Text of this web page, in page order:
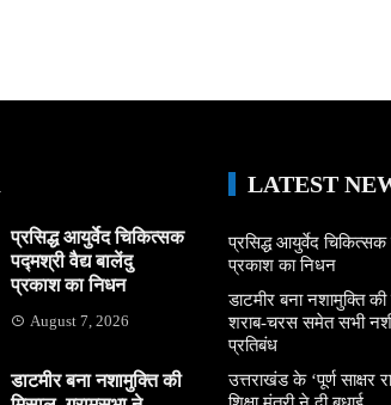
प्रसिद्ध आयुर्वेद चिकित्सक
पद्मश्री वैद्य बालेंदु
प्रकाश का निधन
August 7, 2026
डाटमीर बना नशामुक्ति की
LATEST
प्रसिद्ध आयुर्वेद चिकित्सक
प्रकाश का निधन
डाटमीर बना नशामुक्ति
शराब-चरस समेत सभी
प्रतिबंध
उत्तराखंड के ‘पूर्ण साक्षर